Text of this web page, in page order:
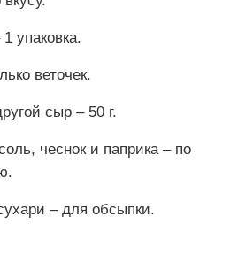
упаковка.
веточек.
сыр – 50 г.
чеснок и паприка – по
– для обсыпки.